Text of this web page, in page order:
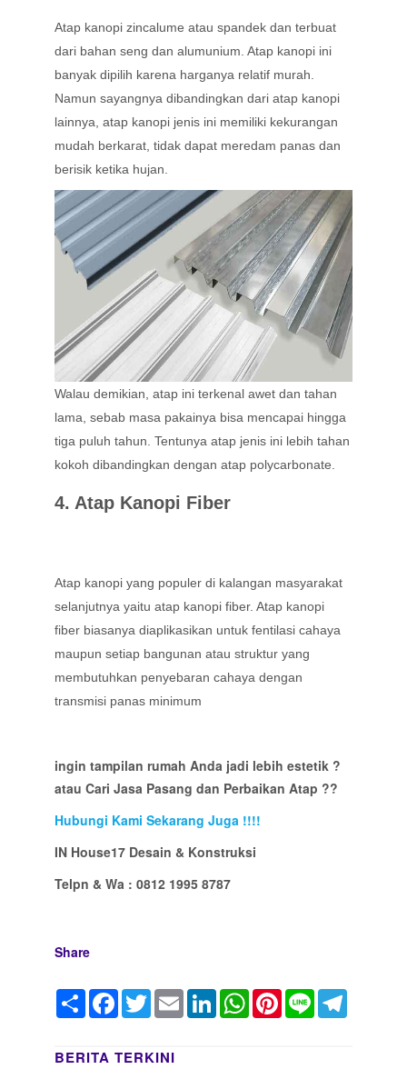
Atap kanopi zincalume atau spandek dan terbuat
dari bahan seng dan alumunium. Atap kanopi ini
banyak dipilih karena harganya relatif murah.
Namun sayangnya dibandingkan dari atap kanopi
lainnya, atap kanopi jenis ini memiliki kekurangan
mudah berkarat, tidak dapat meredam panas dan
berisik ketika hujan.
Walau demikian, atap ini terkenal awet dan tahan
lama, sebab masa pakainya bisa mencapai hingga
tiga puluh tahun. Tentunya atap jenis ini lebih tahan
kokoh dibandingkan dengan atap polycarbonate.
4. Atap Kanopi Fiber
Atap kanopi yang populer di kalangan masyarakat
selanjutnya yaitu atap kanopi fiber. Atap kanopi
fiber biasanya diaplikasikan untuk fentilasi cahaya
maupun setiap bangunan atau struktur yang
membutuhkan penyebaran cahaya dengan
transmisi panas minimum
ingin tampilan rumah Anda jadi lebih estetik ?
atau Cari Jasa Pasang dan Perbaikan Atap ??
Hubungi Kami Sekarang Juga !!!!
IN House17 Desain & Konstruksi
Telpn & Wa : 0812 1995 8787
Share
Share Facebook
TwitterEmail LinkedInWhatsAppPinterest
Line
BERITA TERKINI